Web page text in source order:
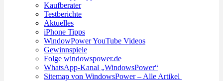
Kaufberater
Testberichte
Aktuelles
iPhone Tipps
WindowPower YouTube Videos
Gewinnspiele
Folge windowspower.de
WhatsApp-Kanal „WindowsPower“
Sitemap von WindowsPower – Alle Artikel